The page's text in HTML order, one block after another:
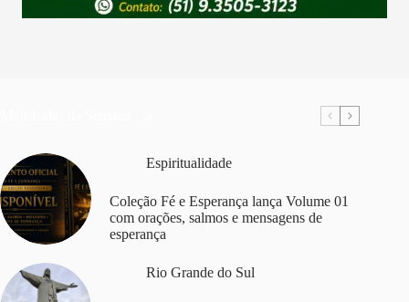
Espiritualidade
Coleção Fé e Esperança lança Volume 01
com orações, salmos e mensagens de
esperança
Rio Grande do Sul